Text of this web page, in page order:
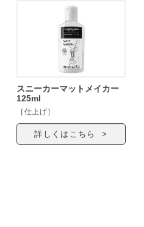
スニーカーマットメイカー
125ml
［仕上げ］
詳しくはこちら >